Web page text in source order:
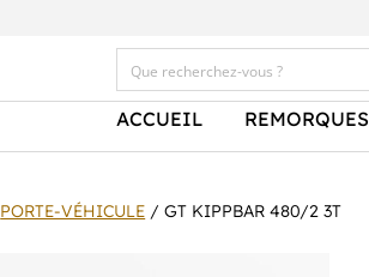
ACCUEIL REMORQUES
PORTE-VÉHICULE / GT KIPPBAR 480/2 3T